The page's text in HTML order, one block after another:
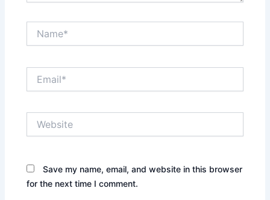
Save my name, email, and website in this browser
for the next time I comment.